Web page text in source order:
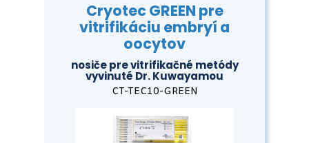
Cryotec GREEN pre
vitrifikáciu embryí a
oocytov
nosiče pre vitrifikačné metódy
vyvinuté Dr. Kuwayamou
CT-TEC10-GREEN